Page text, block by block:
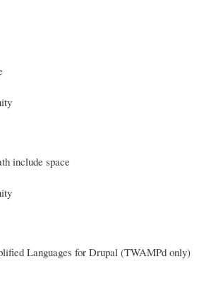
include space
Languages for Drupal (TWAMPd only)